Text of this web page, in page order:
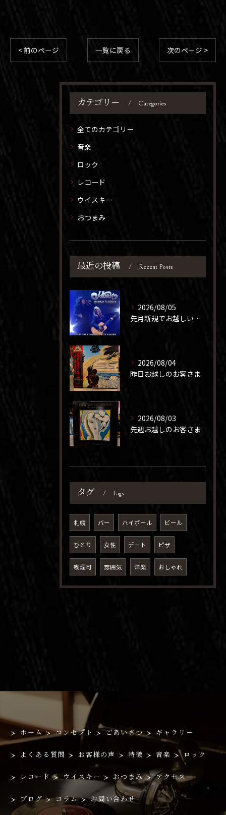
< 前のページ 一覧に戻る 次のページ >
カテゴリー Categories
全てのカテゴリー
音楽
ロック
レコード
ウイスキー
おつまみ
最近の投稿 Recent Posts
2026/08/05
先月新規でお越しいただいた団体さまが、ほぼ同じメンバーで2度...
2026/08/04
昨日お越しのお客さま
2026/08/03
先週お越しのお客さま
タグ Tags
札幌 バー ハイボール ビール
ひとり 女性 デート ピザ
喫煙可 雰囲気 洋楽 おしゃれ
ホーム コンセプト ごあいさつ ギャラリー
よくある質問 お客様の声 特徴 音楽 ロック
レコード ウイスキー おつまみ アクセス
ブログ コラム お問い合わせ